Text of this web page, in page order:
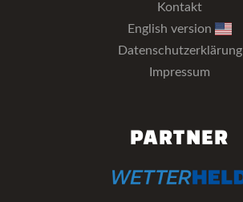
Kontakt
English version
Datenschutzerklärung
Impressum
PARTNER